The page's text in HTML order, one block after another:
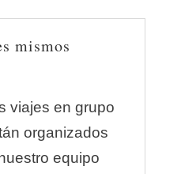
mismos
viajes en grupo
organizados
equipo